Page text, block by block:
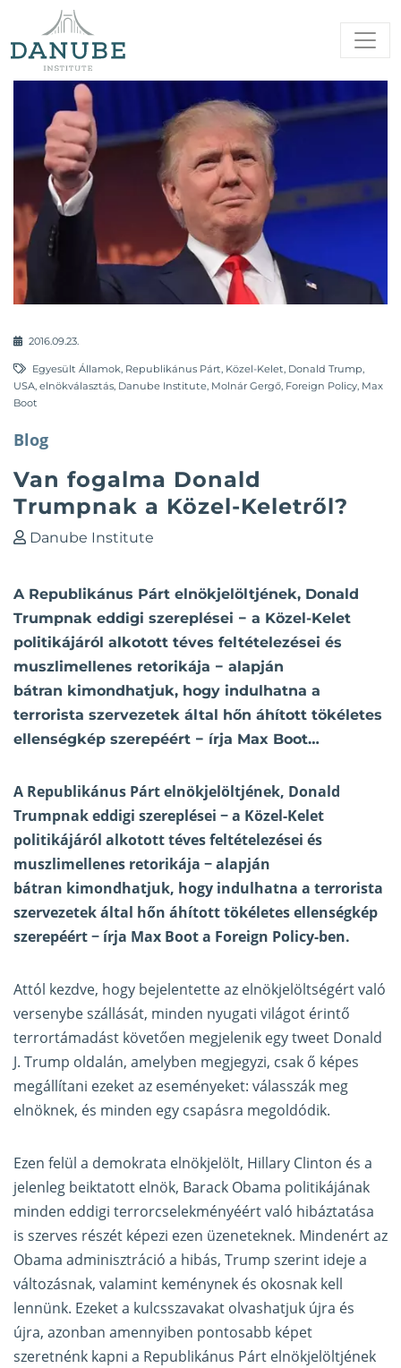
2016.09.23.
Egyesült Államok, Republikánus Párt, Közel-Kelet, Donald Trump,
USA, elnökválasztás, Danube Institute, Molnár Gergő, Foreign Policy, Max
Boot
Blog
Van fogalma Donald
Trumpnak a Közel-Keletről?
Danube Institute
A Republikánus Párt elnökjelöltjének, Donald
Trumpnak eddigi szereplései − a Közel-Kelet
politikájáról alkotott téves feltételezései és
muszlimellenes retorikája − alapján
bátran kimondhatjuk, hogy indulhatna a
terrorista szervezetek által hőn áhított tökéletes
ellenségkép szerepéért − írja Max Boot…
A Republikánus Párt elnökjelöltjének, Donald
Trumpnak eddigi szereplései − a Közel-Kelet
politikájáról alkotott téves feltételezései és
muszlimellenes retorikája − alapján
bátran kimondhatjuk, hogy indulhatna a terrorista
szervezetek által hőn áhított tökéletes ellenségkép
szerepéért − írja Max Boot a Foreign Policy-ben.
Attól kezdve, hogy bejelentette az elnökjelöltségért való
versenybe szállását, minden nyugati világot érintő
terrortámadást követően megjelenik egy tweet Donald
J. Trump oldalán, amelyben megjegyzi, csak ő képes
megállítani ezeket az eseményeket: válasszák meg
elnöknek, és minden egy csapásra megoldódik.
Ezen felül a demokrata elnökjelölt, Hillary Clinton és a
jelenleg beiktatott elnök, Barack Obama politikájának
minden eddigi terrorcselekményéért való hibáztatása
is szerves részét képezi ezen üzeneteknek. Mindenért az
Obama adminisztráció a hibás, Trump szerint ideje a
változásnak, valamint keménynek és okosnak kell
lennünk. Ezeket a kulcsszavakat olvashatjuk újra és
újra, azonban amennyiben pontosabb képet
szeretnénk kapni a Republikánus Párt elnökjelöltjének